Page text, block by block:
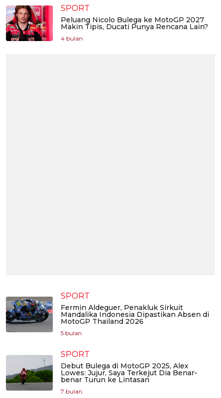
SPORT
Peluang Nicolo Bulega ke MotoGP 2027
Makin Tipis, Ducati Punya Rencana Lain?
4 bulan
SPORT
Fermin Aldeguer, Penakluk Sirkuit
Mandalika Indonesia Dipastikan Absen di
MotoGP Thailand 2026
5 bulan
SPORT
Debut Bulega di MotoGP 2025, Alex
Lowes: Jujur, Saya Terkejut Dia Benar-
benar Turun ke Lintasan
7 bulan